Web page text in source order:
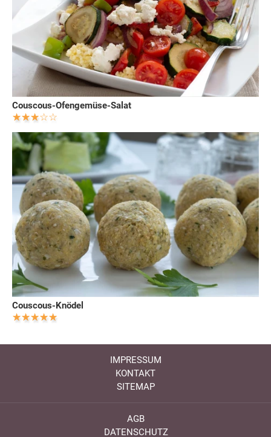
Couscous-Ofengemüse-Salat
Couscous-Knödel
IMPRESSUM
KONTAKT
SITEMAP
AGB
DATENSCHUTZ